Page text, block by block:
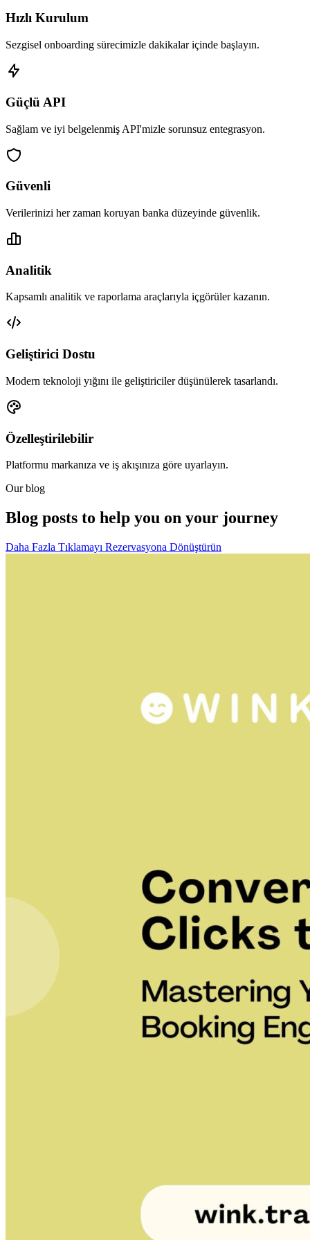
Hızlı Kurulum
Sezgisel onboarding sürecimizle dakikalar içinde başlayın.
Güçlü API
Sağlam ve iyi belgelenmiş API'mizle sorunsuz entegrasyon.
Güvenli
Verilerinizi her zaman koruyan banka düzeyinde güvenlik.
Analitik
Kapsamlı analitik ve raporlama araçlarıyla içgörüler kazanın.
Geliştirici Dostu
Modern teknoloji yığını ile geliştiriciler düşünülerek tasarlandı.
Özelleştirilebilir
Platformu markanıza ve iş akışınıza göre uyarlayın.
Our blog
Blog posts to help you on your journey
Daha Fazla Tıklamayı Rezervasyona Dönüştürün